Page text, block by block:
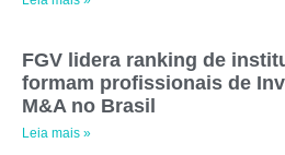
FGV lidera ranking de
formam profissionais de
M&A no Brasil
Leia mais »